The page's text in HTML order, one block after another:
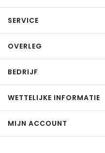
SERVICE
OVERLEG
BEDRIJF
WETTELIJKE INFORMATIE
MIJN ACCOUNT